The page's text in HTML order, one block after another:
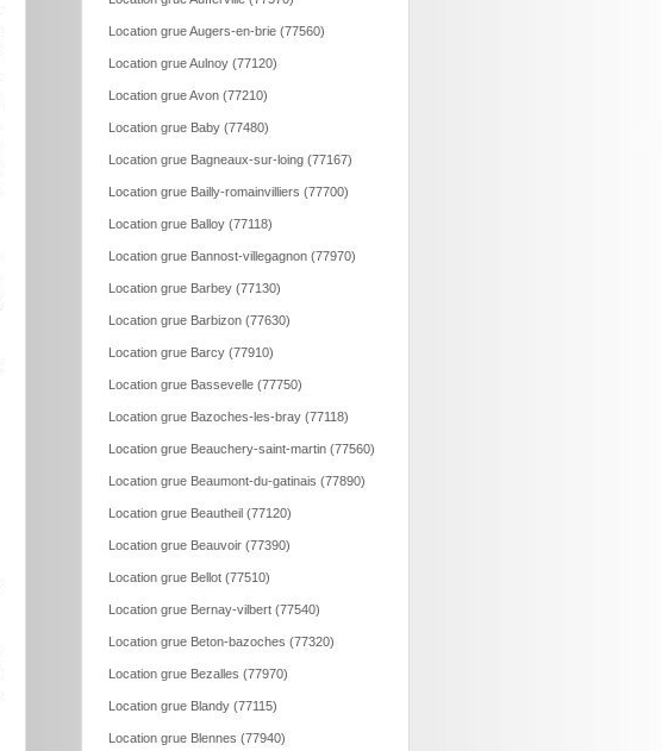
Location grue Augers-en-brie (77560)
Location grue Aulnoy (77120)
Location grue Avon (77210)
Location grue Baby (77480)
Location grue Bagneaux-sur-loing (77167)
Location grue Bailly-romainvilliers (77700)
Location grue Balloy (77118)
Location grue Bannost-villegagnon (77970)
Location grue Barbey (77130)
Location grue Barbizon (77630)
Location grue Barcy (77910)
Location grue Bassevelle (77750)
Location grue Bazoches-les-bray (77118)
Location grue Beauchery-saint-martin (77560)
Location grue Beaumont-du-gatinais (77890)
Location grue Beautheil (77120)
Location grue Beauvoir (77390)
Location grue Bellot (77510)
Location grue Bernay-vilbert (77540)
Location grue Beton-bazoches (77320)
Location grue Bezalles (77970)
Location grue Blandy (77115)
Location grue Blennes (77940)